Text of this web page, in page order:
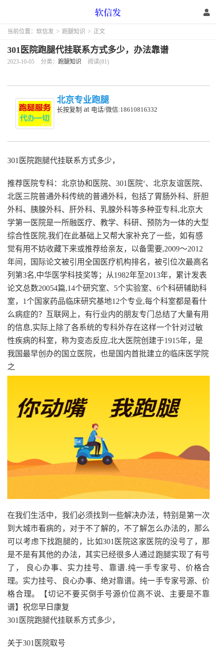
当前位置： 软信发 > 跑腿知识 > 正文
301医院跑腿代挂联系方式多少，办法靠谱
2023-10-05 分类： 跑腿知识 阅读(81)
北京专业跑腿
长按复制 at 电话/微信:18610816332
301医院跑腿代挂联系方式多少，
推荐医院专科：北京协和医院、301医院‘、北京友谊医院、
北医三院普通外科传统的普通外科，包括了胃肠外科、肝胆
外科、胰腺外科、肝外科、乳腺外科等多种亚专科,北京大
学第一医院是一所融医疗、教学、科研、预防为一体的大型
综合性医院,我们在此基础上又帮大家补充了一些，如有感
觉有用不妨收藏下来或推荐给亲友，以备需要,2009～2012
年间，国际论文被引用全国医疗机构排名，被引位次最高名
列第3名,中华医学科技奖等；从1982年至2013年，累计发表
论文总数20054篇,14个研究室、5个实验室、6个科研辅助科
室，1个国家药品临床研究基地12个专业,每个科室都是看什
么病症的？互联网上，有行业内的朋友专门总结了大量有用
的信息,实际上除了各系统的专科外存在这样一个针对过敏
性疾病的科室，称为变态反应,北大医院创建于1915年，是
我国最早创办的国立医院，也是国内首批建立的临床医学院
之
在我们生活中，我们必须找到一些解决办法，特别是第一次
到大城市看病的，对于不了解的，不了解怎么办法的，那么
可以考虑下找跑腿的，比如301医院这家医院的没号了，那
是不是有其他的办法，其实已经很多人通过跑腿实现了有号
了， 良心办事、实力挂号、靠谱.纯一手专家号、价格合
理。实力挂号、良心办事、绝对靠谱。纯一手专家号源、价
格合理。【切记不要买倒手号源价位高不说、主要是不靠
谱】祝您早日康复
301医院跑腿代挂联系方式多少，
关于301医院取号